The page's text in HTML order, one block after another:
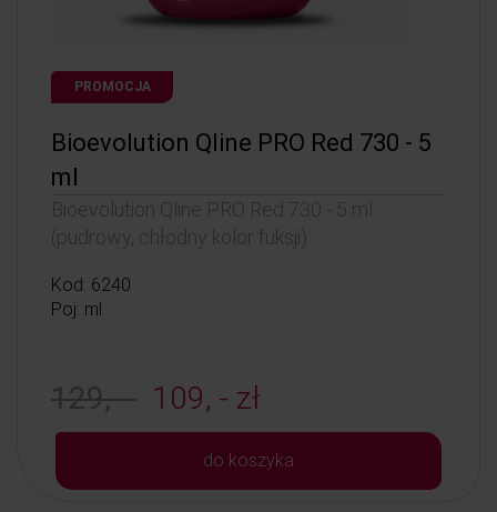
PROMOCJA
Bioevolution Qline PRO Red 730 - 5
ml
Bioevolution Qline PRO Red 730 - 5 ml
(pudrowy, chłodny kolor fuksji)
Kod: 6240
Poj: ml
129, - 109, - zł
do koszyka